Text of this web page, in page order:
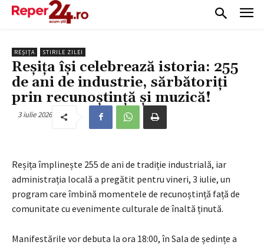
REȘIȚA STIRILE ZILEI
Reșița își celebrează istoria: 255
de ani de industrie, sărbătoriți
prin recunoștință și muzică!
3 iulie 2026
Reșița împlinește 255 de ani de tradiție industrială, iar
administrația locală a pregătit pentru vineri, 3 iulie, un
program care îmbină momentele de recunoștință față de
comunitate cu evenimente culturale de înaltă ținută.
Manifestările vor debuta la ora 18:00, în Sala de ședințe a